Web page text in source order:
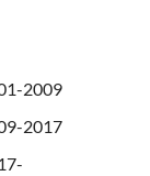
2009
2017